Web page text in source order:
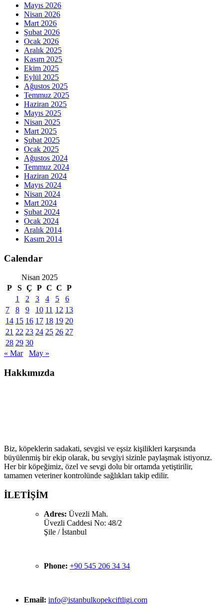
Mayıs 2026
Nisan 2026
Mart 2026
Şubat 2026
Ocak 2026
Aralık 2025
Kasım 2025
Ekim 2025
Eylül 2025
Ağustos 2025
Temmuz 2025
Haziran 2025
Mayıs 2025
Nisan 2025
Mart 2025
Şubat 2025
Ocak 2025
Ağustos 2024
Temmuz 2024
Haziran 2024
Mayıs 2024
Nisan 2024
Mart 2024
Şubat 2024
Ocak 2024
Aralık 2014
Kasım 2014
Calendar
Nisan 2025
P
S Ç P C C P
1
2 3 4 5
6
7
8 9 10 11 12 13
14 15 16 17 18 19 20
21 22 23 24 25 26 27
28 29 30
« Mar
May »
Hakkımızda
Biz, köpeklerin sadakati, sevgisi ve eşsiz kişilikleri karşısında
büyülenmiş bir ekip olarak, bu sevgiyi sizinle paylaşmak istiyoruz.
Her bir köpeğimiz, özel ve sevgi dolu bir ortamda yetiştirilir,
tamamen veteriner kontrolünde sağlıkları takip edilir.
İLETİŞİM
Adres: Üvezli Mah.
Üvezli Caddesi No: 48/2
Şile / İstanbul
Phone: +90 545 206 34 34
Email: info@istanbulkopekciftligi.com